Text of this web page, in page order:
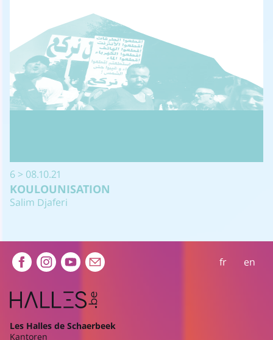
6 > 08.10.21
KOULOUNISATION
Salim Djaferi
Extra navigation fr en
Les Halles de Schaerbeek
Kantoren